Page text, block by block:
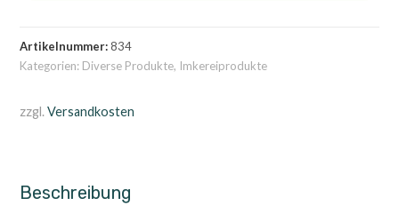
Artikelnummer:834
Kategorien: Diverse Produkte, Imkereiprodukte
zzgl.Versandkosten
Beschreibung